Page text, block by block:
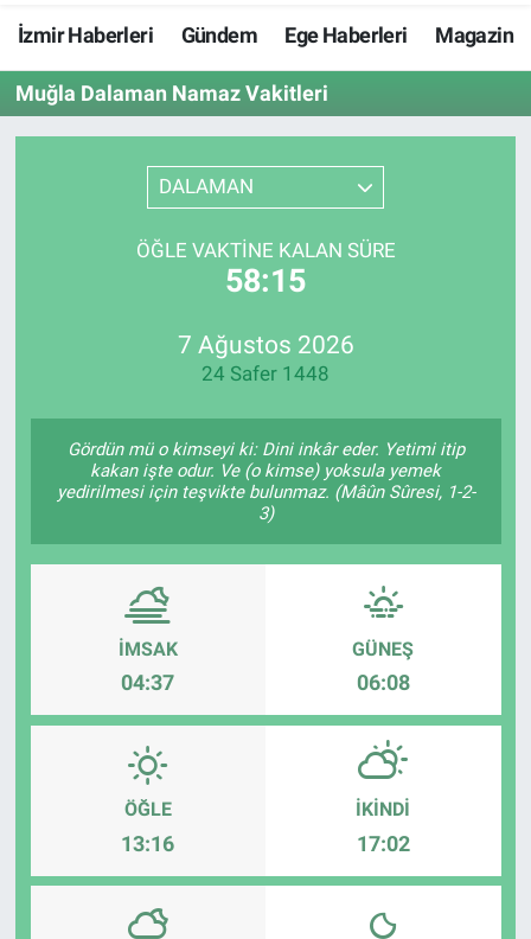
İzmir Haberleri Gündem Ege Haberleri Magazin
Muğla Dalaman Namaz Vakitleri
DALAMAN
ÖĞLE VAKTINE KALAN SÜRE
58:15
7 Ağustos 2026
24 Safer 1448
Gördün mü o kimseyi ki: Dini inkâr eder. Yetimi itip
kakan işte odur. Ve (o kimse) yoksula yemek
yedirilmesi için teşvikte bulunmaz. (Mâûn Sûresi, 1-2-
3)
İMSAK
04:37
GÜNEŞ
06:08
ÖĞLE
13:16
İKINDI
17:02
Resmi İlanlar
Resmi Reklam